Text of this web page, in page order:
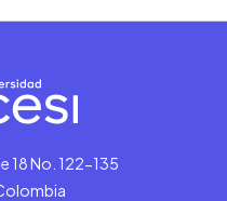
18 No. 122-135